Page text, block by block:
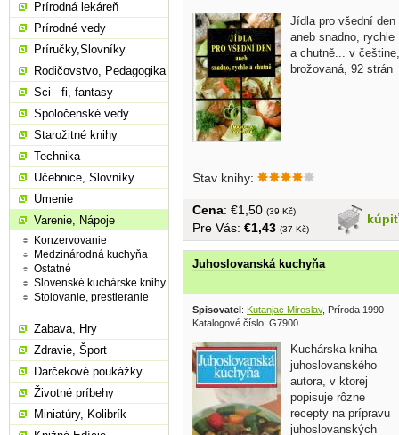
Jídla pro všední den
aneb snadno, rychle
a chutně... v češtine,
brožovaná, 92 strán
Stav knihy:
kúpiť
Cena: €1,50 (39 Kč)
Pre Vás: €1,43 (37 Kč)
Juhoslovanská kuchyňa
Spisovatel: Kutanjac Miroslav, Príroda 1990
Katalogové číslo: G7900
Kuchárska kniha
juhoslovanského
autora, v ktorej
popisuje rôzne
recepty na prípravu
juhoslovanských
Prírodná lekáreň
Prírodné vedy
Príručky,Slovníky
Rodičovstvo, Pedagogika
Sci - fi, fantasy
Spoločenské vedy
Starožitné knihy
Technika
Učebnice, Slovníky
Umenie
Varenie, Nápoje
Konzervovanie
Medzinárodná kuchyňa
Ostatné
Slovenské kuchárske knihy
Stolovanie, prestieranie
Zabava, Hry
Zdravie, Šport
Darčekové poukážky
Životné príbehy
Miniatúry, Kolibrík